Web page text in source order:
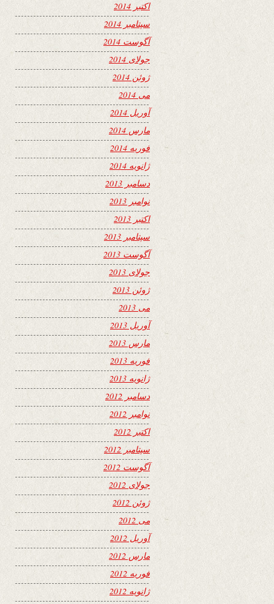
اکتبر 2014
سپتامبر 2014
آگوست 2014
جولای 2014
ژوئن 2014
می 2014
آوریل 2014
مارس 2014
فوریه 2014
ژانویه 2014
دسامبر 2013
نوامبر 2013
اکتبر 2013
سپتامبر 2013
آگوست 2013
جولای 2013
ژوئن 2013
می 2013
آوریل 2013
مارس 2013
فوریه 2013
ژانویه 2013
دسامبر 2012
نوامبر 2012
اکتبر 2012
سپتامبر 2012
آگوست 2012
جولای 2012
ژوئن 2012
می 2012
آوریل 2012
مارس 2012
فوریه 2012
ژانویه 2012